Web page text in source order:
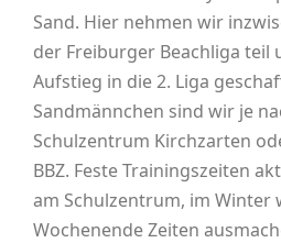
Sand. Hier nehmen wir
der Freiburger Beachliga teil
Aufstieg in die 2. Liga
Sandmännchen sind wir je
Schulzentrum Kirchzarten
BBZ. Feste Trainingszeiten
am Schulzentrum, im Winter
Wochenende Zeiten